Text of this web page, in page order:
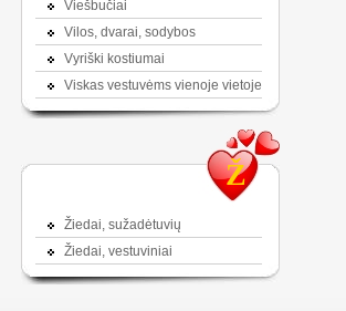
Viešbučiai
Vilos, dvarai, sodybos
Vyriški kostiumai
Viskas vestuvėms vienoje vietoje
Ž
Žiedai, sužadėtuvių
Žiedai, vestuviniai